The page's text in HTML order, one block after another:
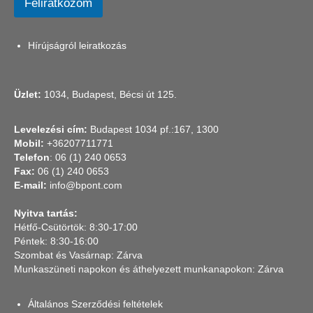
Feliratkozom
Hírújságról leiratkozás
Üzlet: 1034, Budapest, Bécsi út 125.
Levelezési cím: Budapest 1034 pf.:167, 1300
Mobil: +36207711771
Telefon: 06 (1) 240 0653
Fax: 06 (1) 240 0653
E-mail: info@bpont.com
Nyitva tartás:
Hétfő-Csütörtök: 8:30-17:00
Péntek: 8:30-16:00
Szombat és Vasárnap: Zárva
Munkaszüneti napokon és áthelyezett munkanapokon: Zárva
Általános Szerződési feltételek